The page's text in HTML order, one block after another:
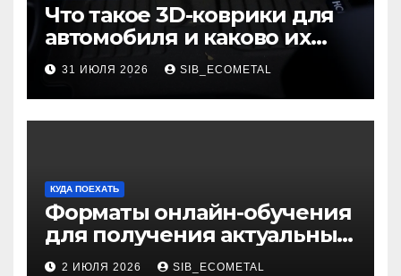
Что такое 3D-коврики для
автомобиля и каково их
основное назначение
31 ИЮЛЯ 2026 SIB_ECOMETAL
КУДА ПОЕХАТЬ
Форматы онлайн-обучения
для получения актуальных
профессий
2 ИЮЛЯ 2026 SIB_ECOMETAL